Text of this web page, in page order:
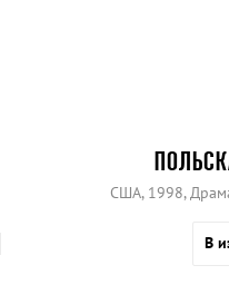
США, 1998,
В